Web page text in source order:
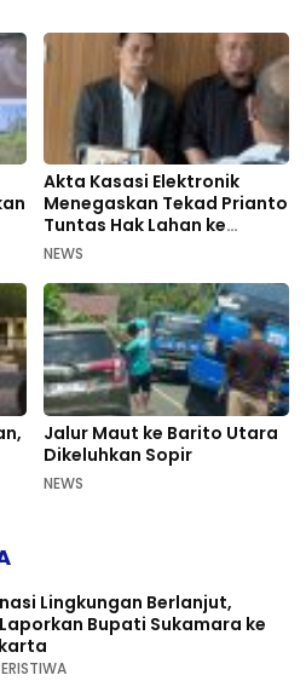
Akta Kasasi Elektronik
Menegaskan Tekad Prianto
Tuntas Hak Lahan ke
Mahkamah Agung
NEWS
Jalur Maut ke Barito Utara
Dikeluhkan Sopir
NEWS
Lingkungan Berlanjut,
Laporkan Bupati Sukamara ke